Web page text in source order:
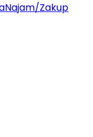
Najam/Zakup